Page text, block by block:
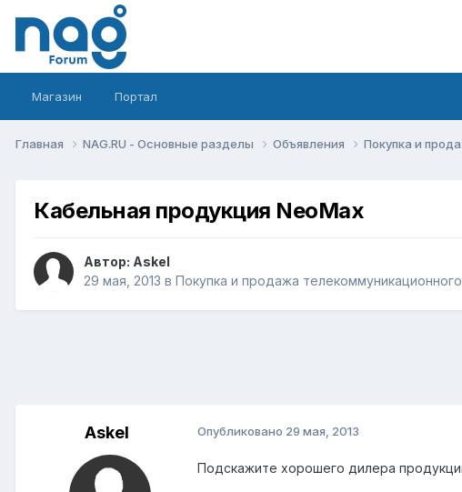
Магазин Портал
Главная NAG.RU - Основные разделы Объявления Покупка и
Кабельная продукция NeoMax
Автор: Askel
29 мая, 2013 в Покупка и продажа
Askel Опубликовано 29 мая, 2013
Подскажите хорошего дилера